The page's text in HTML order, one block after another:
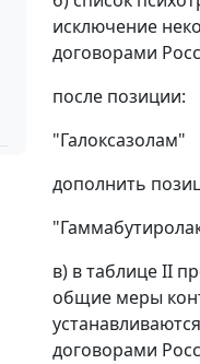
исключение
договорами
после позиции:
"Галоксазолам"
дополнить
в) в таблице II
общие меры
договорами